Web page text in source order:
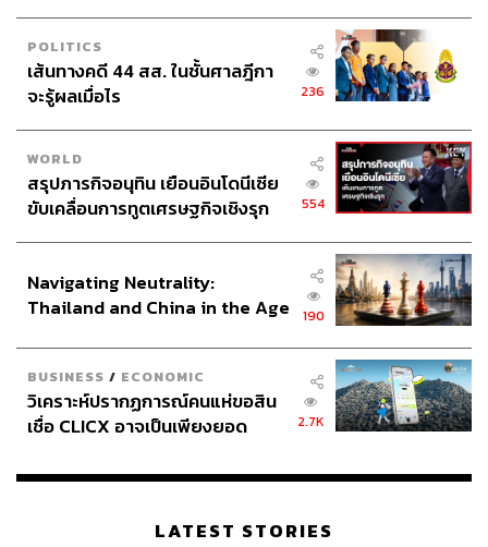
POLITICS
เส้นทางคดี 44 สส. ในชั้นศาลฎีกา
จะรู้ผลเมื่อไร
236
WORLD
สรุปภารกิจอนุทิน เยือนอินโดนีเซีย
ขับเคลื่อนการทูตเศรษฐกิจเชิงรุก
554
Navigating Neutrality:
Thailand and China in the Age
190
BUSINESS / ECONOMIC
วิเคราะห์ปรากฏการณ์คนแห่ขอสิน
เชื่อ CLICX อาจเป็นเพียงยอด
เรือนไทยที่ถูกซุกไว้
2.7K
LATEST STORIES